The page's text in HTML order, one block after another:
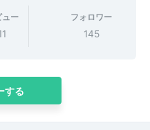
ュー フォロワー
145
する